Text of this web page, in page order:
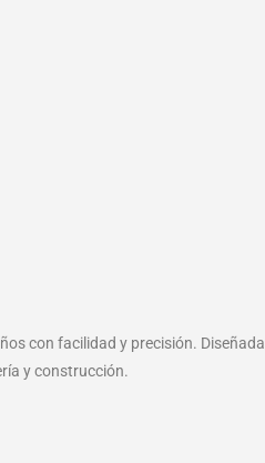
con facilidad y precisión. Diseñada
y construcción.